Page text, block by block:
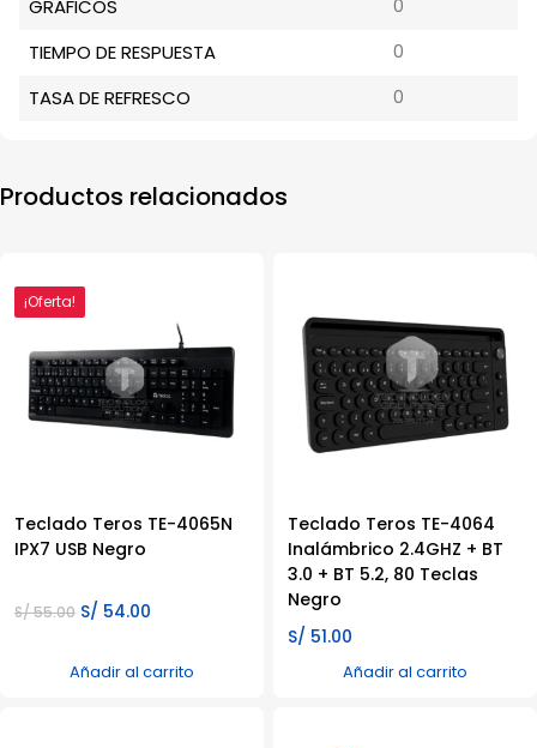
GRAFICOS 0
TIEMPO DE RESPUESTA 0
TASA DE REFRESCO 0
Productos relacionados
¡Oferta!
Teclado Teros TE-4065N
IPX7 USB Negro
S/55.00 El
original
S/ 54.00
actual
Añadir al carrito
Teclado Teros TE-4064
Inalámbrico 2.4GHZ + BT
3.0 + BT 5.2, 80 Teclas
Negro
S/ 51.00
Añadir al carrito